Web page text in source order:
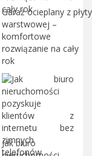
Garaż ocieplany z płyty
warstwowej –
komfortowe
rozwiązanie na cały
rok
Jak biuro